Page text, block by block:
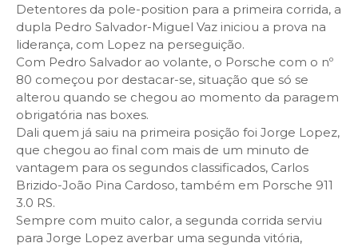
Detentores da pole-position para a primeira corrida, a
dupla Pedro Salvador-Miguel Vaz iniciou a prova na
liderança, com Lopez na perseguição.
Com Pedro Salvador ao volante, o Porsche com o nº
80 começou por destacar-se, situação que só se
alterou quando se chegou ao momento da paragem
obrigatória nas boxes.
Dali quem já saiu na primeira posição foi Jorge Lopez,
que chegou ao final com mais de um minuto de
vantagem para os segundos classificados, Carlos
Brizido-João Pina Cardoso, também em Porsche 911
3.0 RS.
Sempre com muito calor, a segunda corrida serviu
para Jorge Lopez averbar uma segunda vitória,